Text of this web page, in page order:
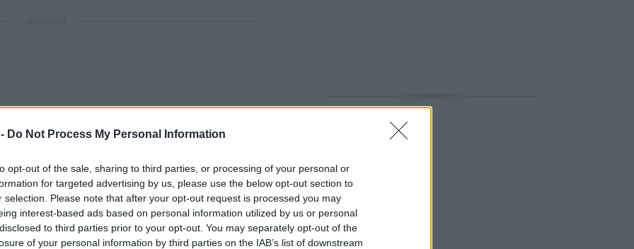
Do Not Process My Personal Information
opt-out of the sale, sharing to third parties, or processing of your personal or
for targeted advertising by us, please use the below opt-out section to
selection. Please note that after your opt-out request is processed you may
interest-based ads based on personal information utilized by us or personal
to third parties prior to your opt-out. You may separately opt-out of the
of your personal information by third parties on the IAB’s list of downstream